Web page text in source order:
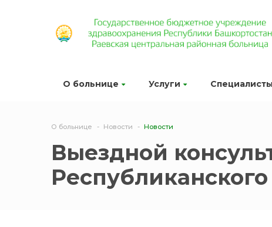
О больнице Услуги Специалисты
О больнице Новости Новости
Выездной